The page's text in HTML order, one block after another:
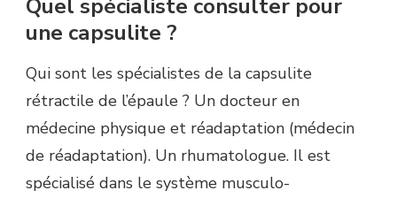
Quel spécialiste consulter pour
une capsulite ?
Qui sont les spécialistes de la capsulite
rétractile de l’épaule ? Un docteur en
médecine physique et réadaptation (médecin
de réadaptation). Un rhumatologue. Il est
spécialisé dans le système musculo-